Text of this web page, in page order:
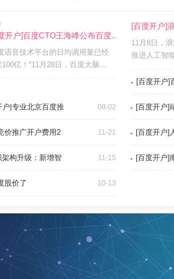
开户]百度CTO王海峰公布百度…
语音技术平台的日均调用量已经
100亿！”11月28日，百度大脑…
[百度开户]
11月8日，
推进人工智
[百度开户]
|专业北京百度推 08-02 [百度开户]
价推广开户费用2 11-21 [百度开户]
构升级：新增智 11-15 [百度开户]
股价了 10-13